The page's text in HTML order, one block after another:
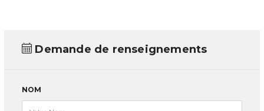
Demande de renseignements
NOM